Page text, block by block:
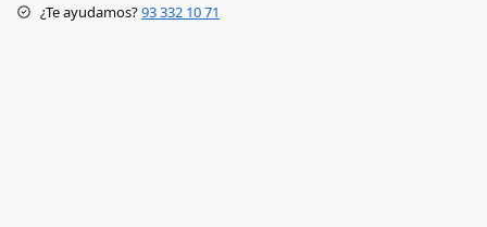
¿Te ayudamos?93 332 10 71